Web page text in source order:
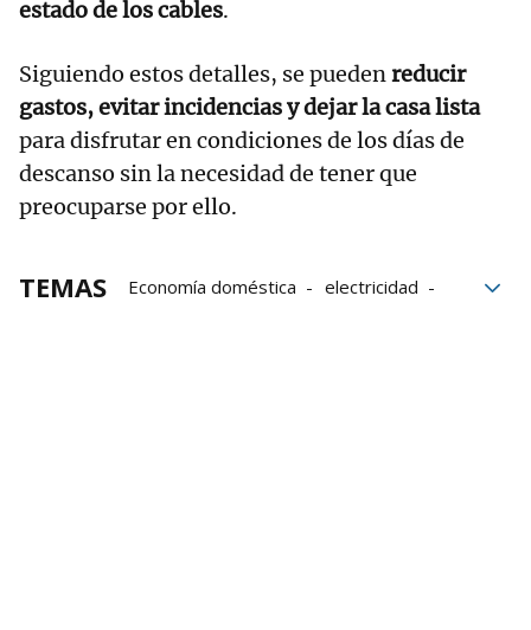
estado de los cables.
Siguiendo estos detalles, se puedenreducir
gastos, evitar incidencias y dejar la casa lista
para disfrutar en condiciones de los días de
descanso sin la necesidad de tener que
preocuparse por ello.
TEMAS Economía doméstica
electricidad